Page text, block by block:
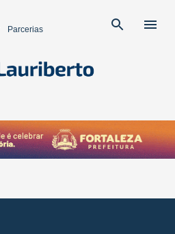
Parcerias